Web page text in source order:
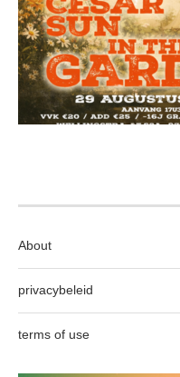
About
privacybeleid
terms of use